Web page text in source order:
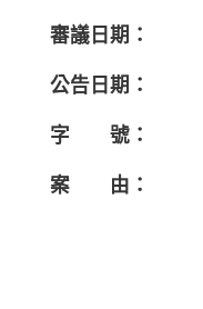
審議日期：
公告日期：
字 號：
案 由：